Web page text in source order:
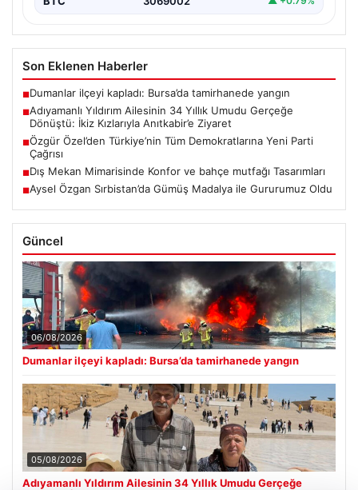
Son Eklenen Haberler
■Dumanlar ilçeyi kapladı: Bursa’da tamirhanede yangın
■Adıyamanlı Yıldırım Ailesinin 34 Yıllık Umudu Gerçeğe
Dönüştü: İkiz Kızlarıyla Anıtkabir’e Ziyaret
■Özgür Özel’den Türkiye’nin Tüm Demokratlarına Yeni Parti
Çağrısı
■Dış Mekan Mimarisinde Konfor ve bahçe mutfağı Tasarımları
■Aysel Özgan Sırbistan’da Gümüş Madalya ile Gururumuz Oldu
Güncel
06/08/2026
Dumanlar ilçeyi kapladı: Bursa’da tamirhanede yangın
05/08/2026
Adıyamanlı Yıldırım Ailesinin 34 Yıllık Umudu Gerçeğe